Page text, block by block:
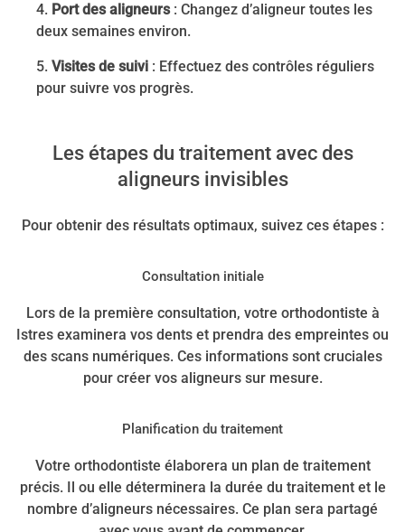
Port des aligneurs: Changez d’aligneur toutes les
deux semaines environ.
Visites de suivi : Effectuez des contrôles réguliers
pour suivre vos progrès.
Les étapes du traitement avec des
aligneurs invisibles
Pour obtenir des résultats optimaux, suivez ces étapes :
Consultation initiale
Lors de la première consultation, votre orthodontiste à
Istres examinera vos dents et prendra des empreintes ou
des scans numériques. Ces informations sont cruciales
pour créer vos aligneurs sur mesure.
Planification du traitement
Votre orthodontiste élaborera un plan de traitement
précis. Il ou elle déterminera la durée du traitement et le
nombre d’aligneurs nécessaires. Ce plan sera partagé